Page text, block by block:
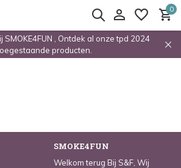
0
SMOKE4FUN , Ontdek al onze tpd 2024
producten.
SMOKE4FUN
Welkom terug Bij S&F, Wij